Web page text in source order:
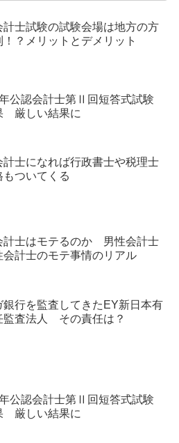
計士試験の試験会場は地方の方
！？メリットとデメリット
公認会計士第Ⅱ回短答式試験
厳しい結果に
計士になれば行政書士や税理士
もついてくる
計士はモテるのか 男性会計士
会計士のモテ事情のリアル
銀行を監査してきたEY新日本有
監査法人 その責任は？
公認会計士第Ⅱ回短答式試験
厳しい結果に